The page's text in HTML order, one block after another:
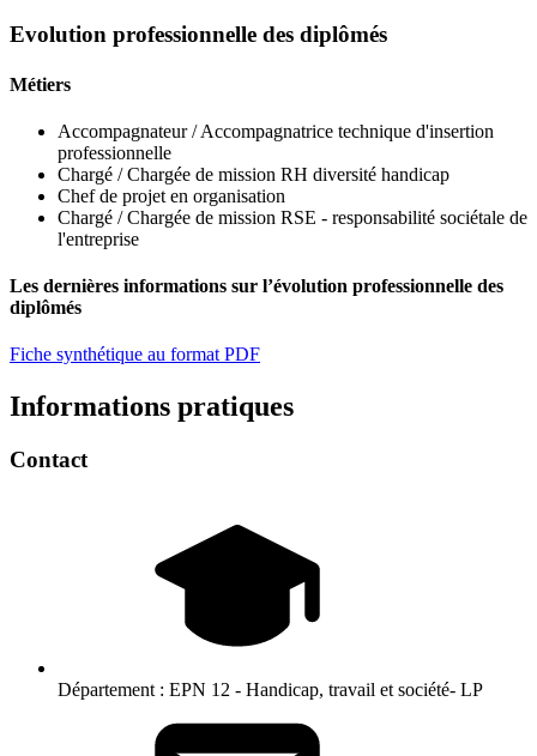
Evolution professionnelle des diplômés
Métiers
Accompagnateur / Accompagnatrice technique d'insertion
professionnelle
Chargé / Chargée de mission RH diversité handicap
Chef de projet en organisation
Chargé / Chargée de mission RSE - responsabilité sociétale de
l'entreprise
Les dernières informations sur l’évolution professionnelle des
diplômés
Fiche synthétique au format PDF
Informations pratiques
Contact
Département : EPN 12 - Handicap, travail et société- LP